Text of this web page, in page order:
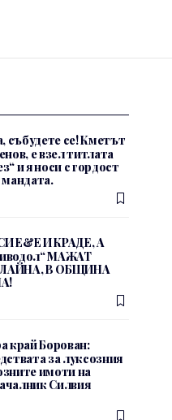
събудете се! Кметът
е взел титлата
и я носи с гордост
Е&Е И КРАДЕ, А
МАЖАТ
В ОБЩИНА
край Борован:
за луксозния
имоти на
Силвия